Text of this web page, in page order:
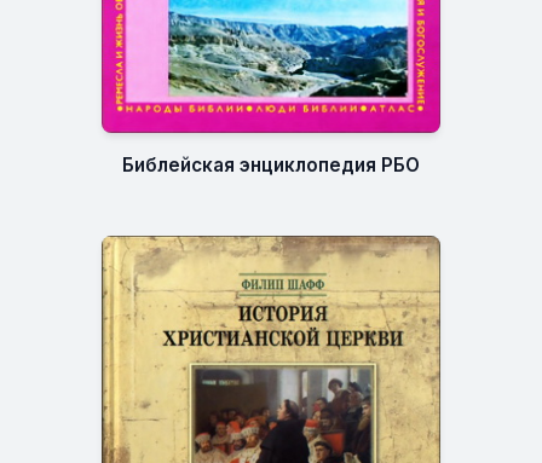
Библейская энциклопедия РБО